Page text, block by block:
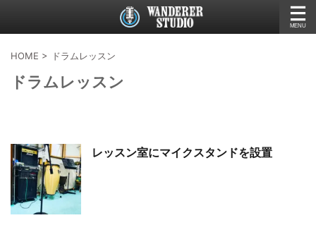
HOME > ドラムレッスン
ドラムレッスン
レッスン室にマイクスタンドを設置